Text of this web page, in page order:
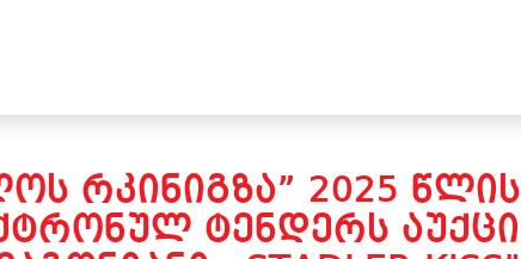
ᲠᲙᲘᲜᲘᲒᲖᲐ” 2025
ᲢᲔᲜᲓᲔᲠᲡ